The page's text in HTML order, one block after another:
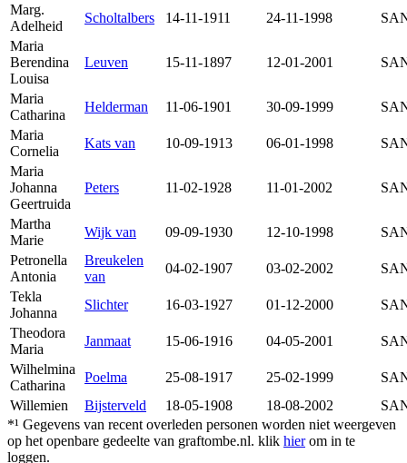
Marg.
Adelheid
Scholtalbers 14-11-1911 24-11-1998
Maria
Berendina
Louisa
Leuven 15-11-1897 12-01-2001
Maria
Catharina
Helderman 11-06-1901 30-09-1999
Maria
Cornelia
Kats van 10-09-1913 06-01-1998
Maria
Johanna
Geertruida
Peters 11-02-1928 11-01-2002
Martha
Marie
Wijk van 09-09-1930 12-10-1998
Petronella
Antonia
Breukelen
van
04-02-1907 03-02-2002
Tekla
Johanna
Slichter 16-03-1927 01-12-2000
Theodora
Maria
Janmaat 15-06-1916 04-05-2001
Wilhelmina
Catharina
Poelma 25-08-1917 25-02-1999
Willemien
Bijsterveld 18-05-1908 18-08-2002
*¹ Gegevens van recent overleden personen worden niet weergeven
op het openbare gedeelte van graftombe.nl. klik hierom in te
loggen.